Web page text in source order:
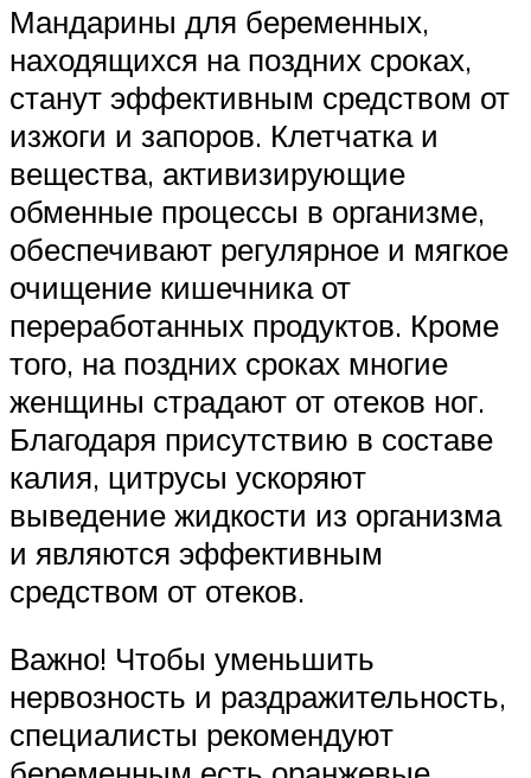
Мандарины для беременных,
находящихся на поздних сроках,
станут эффективным средством от
изжоги и запоров. Клетчатка и
вещества, активизирующие
обменные процессы в организме,
обеспечивают регулярное и мягкое
очищение кишечника от
переработанных продуктов. Кроме
того, на поздних сроках многие
женщины страдают от отеков ног.
Благодаря присутствию в составе
калия, цитрусы ускоряют
выведение жидкости из организма
и являются эффективным
средством от отеков.
Важно! Чтобы уменьшить
нервозность и раздражительность,
специалисты рекомендуют